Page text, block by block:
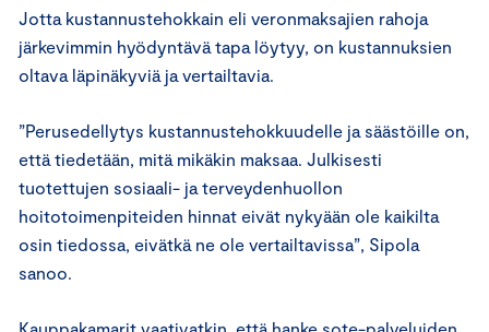
Jotta kustannustehokkain eli veronmaksajien rahoja
järkevimmin hyödyntävä tapa löytyy, on kustannuksien
oltava läpinäkyviä ja vertailtavia.
”Perusedellytys kustannustehokkuudelle ja säästöille on,
että tiedetään, mitä mikäkin maksaa. Julkisesti
tuotettujen sosiaali- ja terveydenhuollon
hoitotoimenpiteiden hinnat eivät nykyään ole kaikilta
osin tiedossa, eivätkä ne ole vertailtavissa”, Sipola
sanoo.